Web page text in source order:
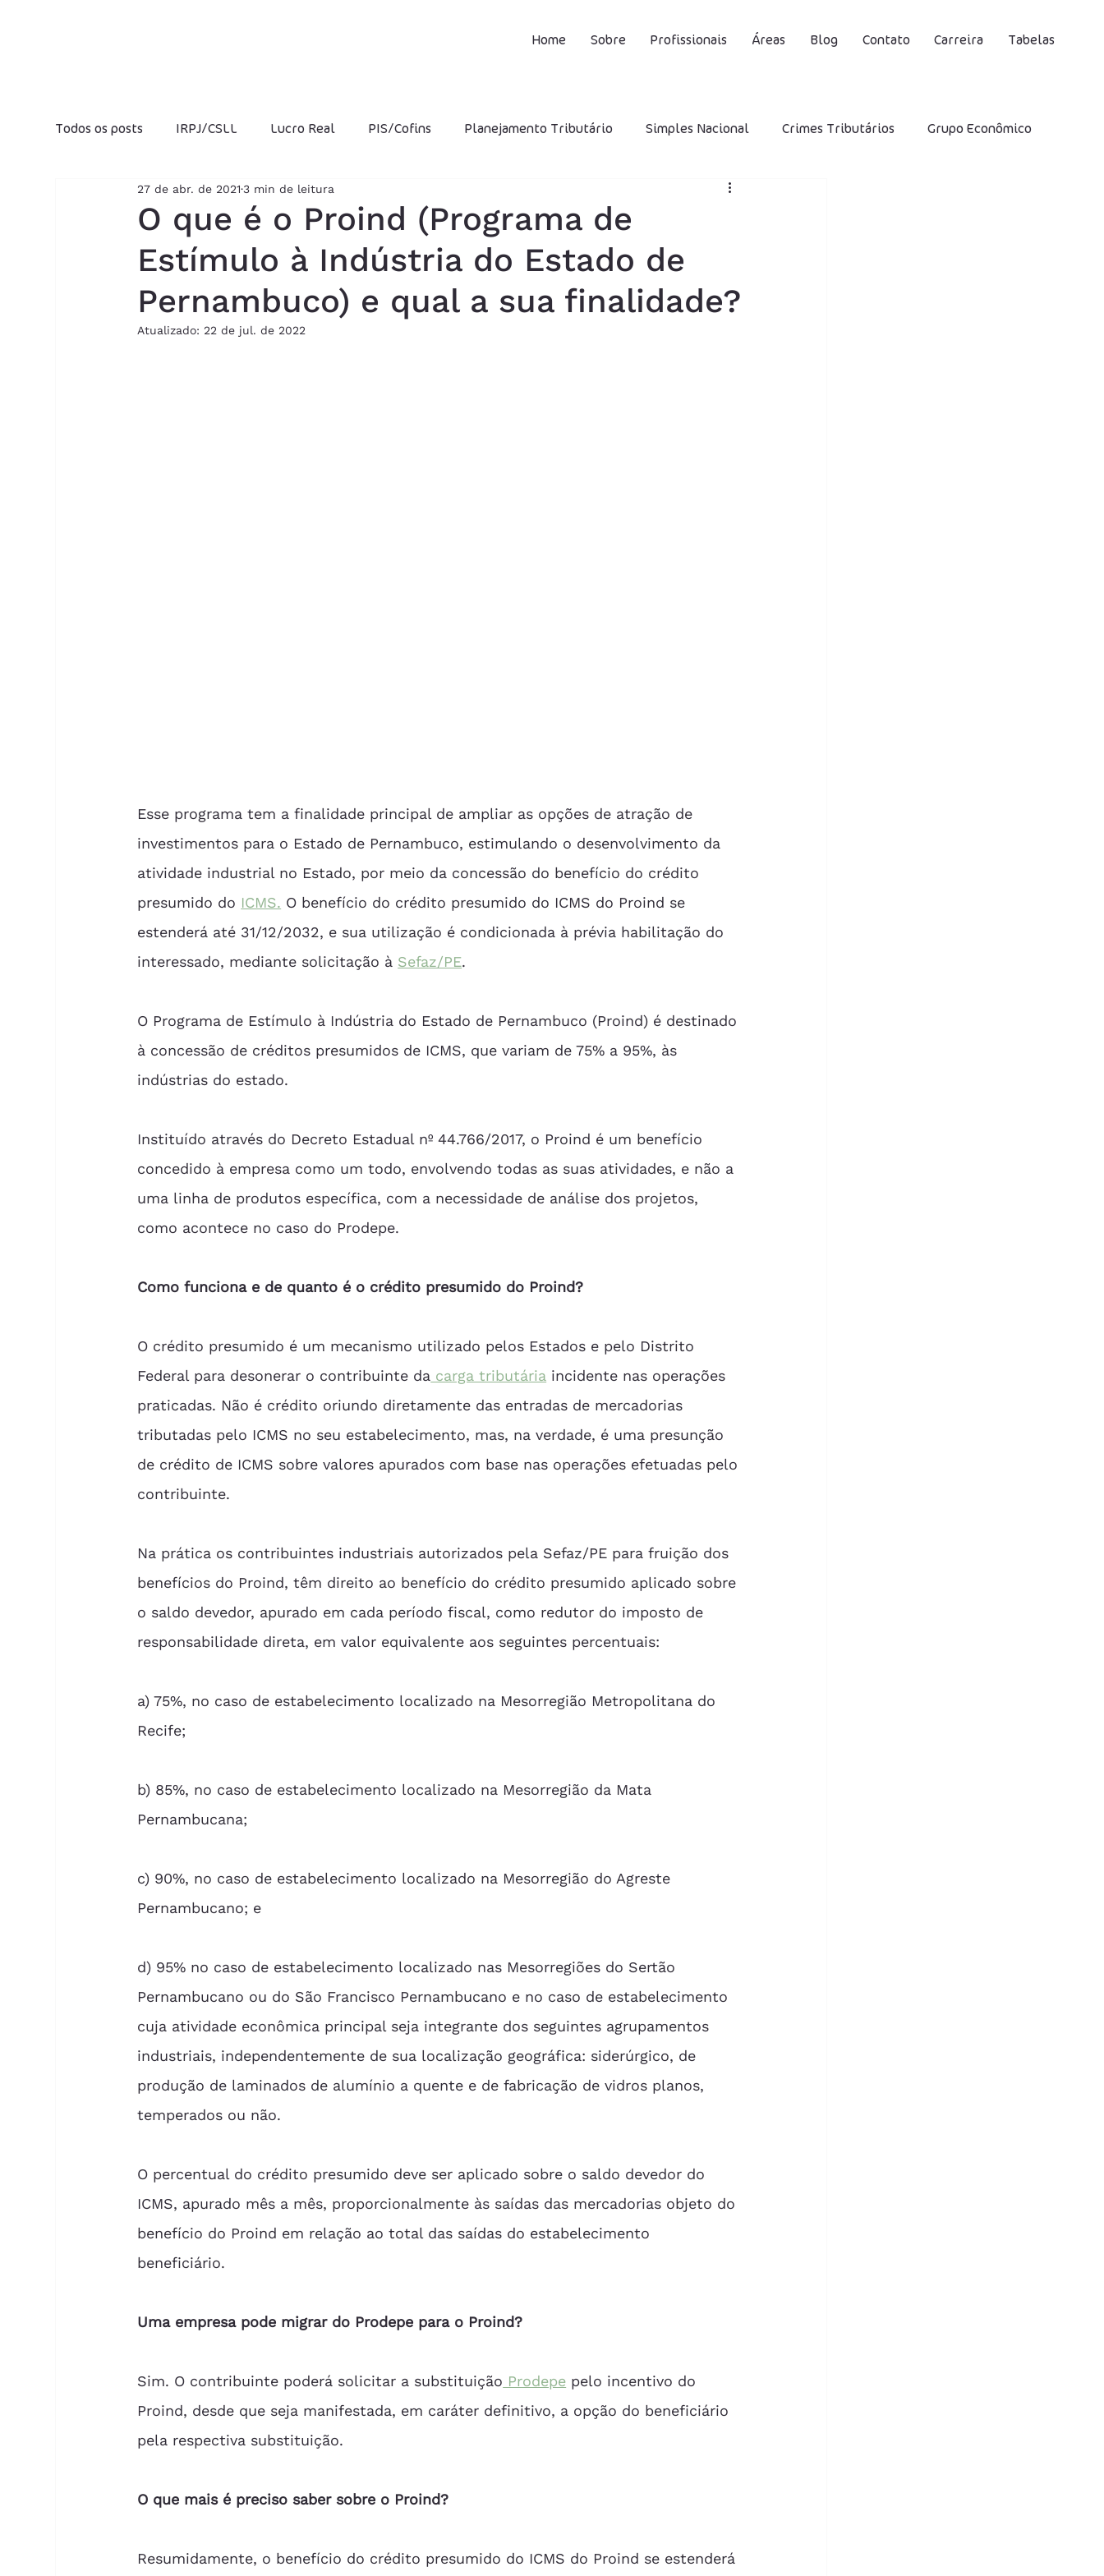
Home Sobre Profissionais Áreas Blog Contato Carreira Tabelas
Todos os posts IRPJ/CSLL Lucro Real PIS/Cofins Planejamento Tributário Simples Nacional Crimes Tributários Grupo Econômico
Fraudes Fiscais Jeitinho Brasileiro INSS
Folha de salários Produtividade Lucro Presumido CFOP DIFAL Capital Próprio
Previdência Social Reforma Tributária
O que é o Proind (Programa de
Estímulo à Indústria do Estado de
Pernambuco) e qual a sua finalidade?
27 de abr. de 20213 min de leitura
Atualizado: 22 de jul. de 2022
Esse programa tem a finalidade principal de ampliar as opções de atração de
investimentos para o Estado de Pernambuco, estimulando o desenvolvimento da
atividade industrial no Estado, por meio da concessão do benefício do crédito
presumido do ICMS. O benefício do crédito presumido do ICMS do Proind se
estenderá até 31/12/2032, e sua utilização é condicionada à prévia habilitação do
interessado, mediante solicitação à Sefaz/PE.
O Programa de Estímulo à Indústria do Estado de Pernambuco (Proind) é destinado
à concessão de créditos presumidos de ICMS, que variam de 75% a 95%, às
indústrias do estado.
Instituído através do Decreto Estadual nº 44.766/2017, o Proind é um benefício
concedido à empresa como um todo, envolvendo todas as suas atividades, e não a
uma linha de produtos específica, com a necessidade de análise dos projetos,
como acontece no caso do Prodepe.
Como funciona e de quanto é o crédito presumido do Proind?
O crédito presumido é um mecanismo utilizado pelos Estados e pelo Distrito
Federal para desonerar o contribuinte da carga tributária incidente nas operações
praticadas. Não é crédito oriundo diretamente das entradas de mercadorias
tributadas pelo ICMS no seu estabelecimento, mas, na verdade, é uma presunção
de crédito de ICMS sobre valores apurados com base nas operações efetuadas pelo
contribuinte.
Na prática os contribuintes industriais autorizados pela Sefaz/PE para fruição dos
benefícios do Proind, têm direito ao benefício do crédito presumido aplicado sobre
o saldo devedor, apurado em cada período fiscal, como redutor do imposto de
responsabilidade direta, em valor equivalente aos seguintes percentuais:
a) 75%, no caso de estabelecimento localizado na Mesorregião Metropolitana do
Recife;
b) 85%, no caso de estabelecimento localizado na Mesorregião da Mata
Pernambucana;
c) 90%, no caso de estabelecimento localizado na Mesorregião do Agreste
Pernambucano; e
d) 95% no caso de estabelecimento localizado nas Mesorregiões do Sertão
Pernambucano ou do São Francisco Pernambucano e no caso de estabelecimento
cuja atividade econômica principal seja integrante dos seguintes agrupamentos
industriais, independentemente de sua localização geográfica: siderúrgico, de
produção de laminados de alumínio a quente e de fabricação de vidros planos,
temperados ou não.
O percentual do crédito presumido deve ser aplicado sobre o saldo devedor do
ICMS, apurado mês a mês, proporcionalmente às saídas das mercadorias objeto do
benefício do Proind em relação ao total das saídas do estabelecimento
beneficiário.
Uma empresa pode migrar do Prodepe para o Proind?
Sim. O contribuinte poderá solicitar a substituição Prodepe pelo incentivo do
Proind, desde que seja manifestada, em caráter definitivo, a opção do beneficiário
pela respectiva substituição.
O que mais é preciso saber sobre o Proind?
Resumidamente, o benefício do crédito presumido do ICMS do Proind se estenderá